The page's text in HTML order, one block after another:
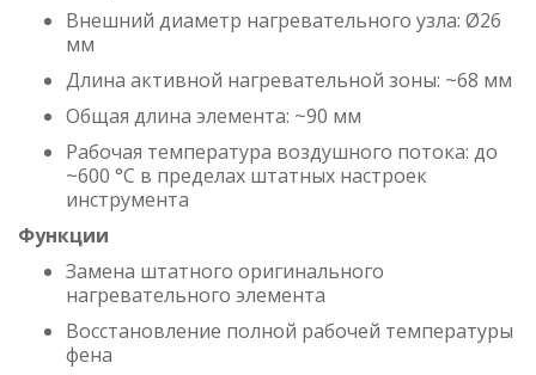
Внешний диаметр нагревательного узла: Ø26
мм
Длина активной нагревательной зоны: ~68 мм
Общая длина элемента: ~90 мм
Рабочая температура воздушного потока: до
~600 °C в пределах штатных настроек
инструмента
Функции
Замена штатного оригинального
нагревательного элемента
Восстановление полной рабочей температуры
фена